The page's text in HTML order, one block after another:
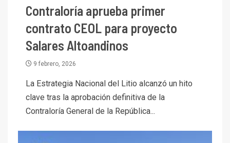
Contraloría aprueba primer
contrato CEOL para proyecto
Salares Altoandinos
9 febrero, 2026
La Estrategia Nacional del Litio alcanzó un hito
clave tras la aprobación definitiva de la
Contraloría General de la República...